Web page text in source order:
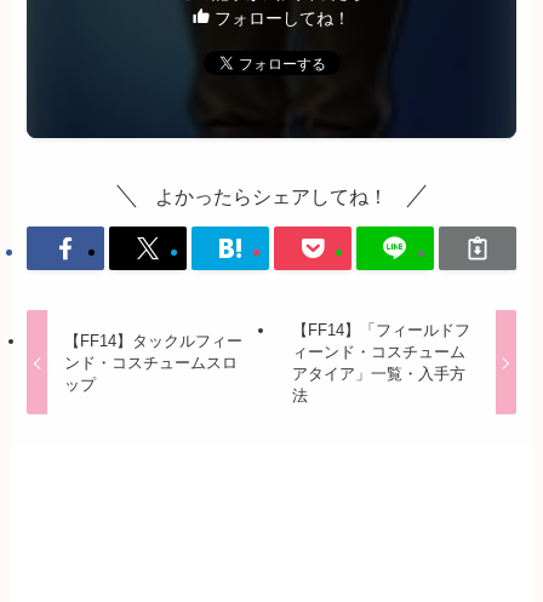
フォローしてね！
よかったらシェアしてね！
【FF14】タックルフィー
ンド・コスチュームスロ
ップ
【FF14】「フィールドフ
ィーンド・コスチューム
アタイア」一覧・入手方
法